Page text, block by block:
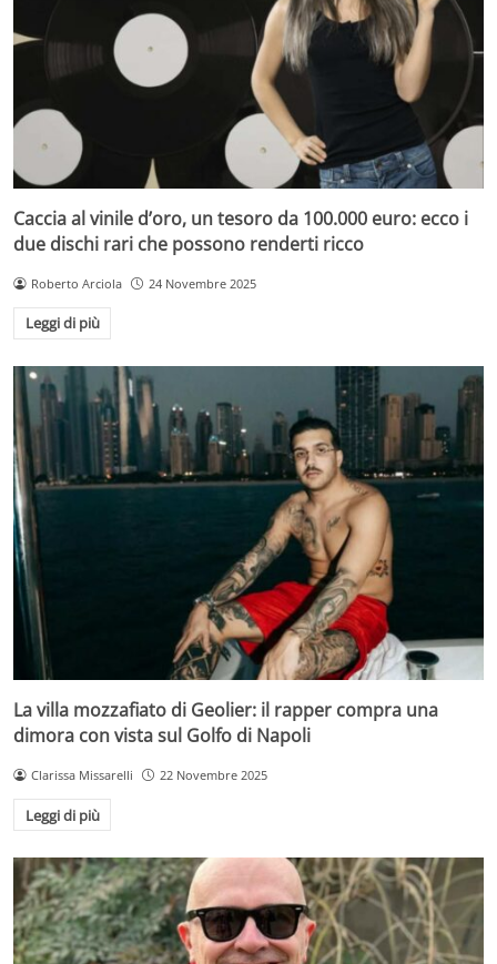
Caccia al vinile d’oro, un tesoro da 100.000 euro: ecco i
due dischi rari che possono renderti ricco
Roberto Arciola 24 Novembre 2025
Leggi di più
La villa mozzafiato di Geolier: il rapper compra una
dimora con vista sul Golfo di Napoli
Clarissa Missarelli 22 Novembre 2025
Leggi di più